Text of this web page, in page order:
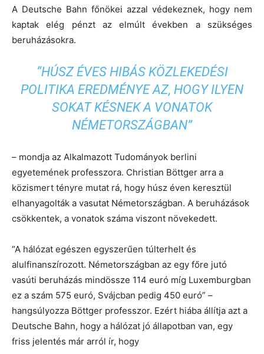
A Deutsche Bahn főnökei azzal védekeznek, hogy nem
kaptak elég pénzt az elmúlt években a szükséges
beruházásokra.
“HÚSZ ÉVES HIBÁS KÖZLEKEDÉSI
POLITIKA EREDMÉNYE AZ, HOGY ILYEN
SOKAT KÉSNEK A VONATOK
NÉMETORSZÁGBAN”
– mondja az Alkalmazott Tudományok berlini
egyetemének professzora. Christian Böttger arra a
közismert tényre mutat rá, hogy húsz éven keresztül
elhanyagolták a vasutat Németországban. A beruházások
csökkentek, a vonatok száma viszont növekedett.
“A hálózat egészen egyszerűen túlterhelt és
alulfinanszírozott. Németországban az egy főre jutó
vasúti beruházás mindössze 114 euró míg Luxemburgban
ez a szám 575 euró, Svájcban pedig 450 euró” –
hangsúlyozza Böttger professzor. Ezért hiába állítja azt a
Deutsche Bahn, hogy a hálózat jó állapotban van, egy
friss jelentés már arról ír, hogy